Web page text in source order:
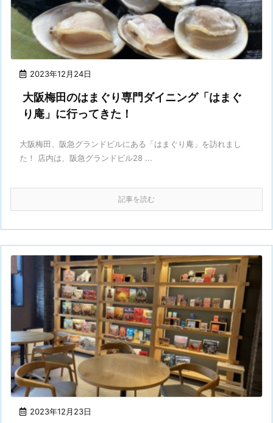
2023年12月24日
大阪梅田のはまぐり専門ダイニング「はまぐ
り庵」に行ってきた！
大阪梅田、阪急グランドビルにある「はまぐり庵」を訪れまし
た！ 店内は、阪急グランドビル28 ...
記事を読む
2023年12月23日